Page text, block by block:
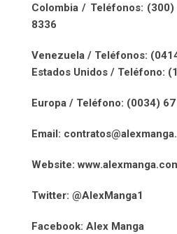
Colombia / Teléfonos:
8336
Venezuela / Teléfonos:
Estados Unidos / Teléfono:
Europa / Teléfono: (0034)
Email:
Website:
Twitter: @AlexManga1
Facebook: Alex Manga